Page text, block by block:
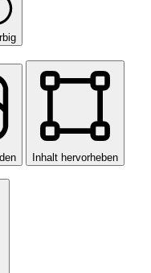
Inhalt hervorheben